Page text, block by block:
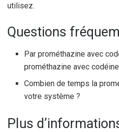
utilisez.
Questions
Par prométhazine avec
prométhazine avec
Combien de temps la
votre système ?
Plus